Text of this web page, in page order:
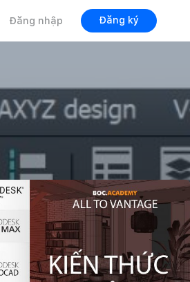
Đăng nhập Đăng ký